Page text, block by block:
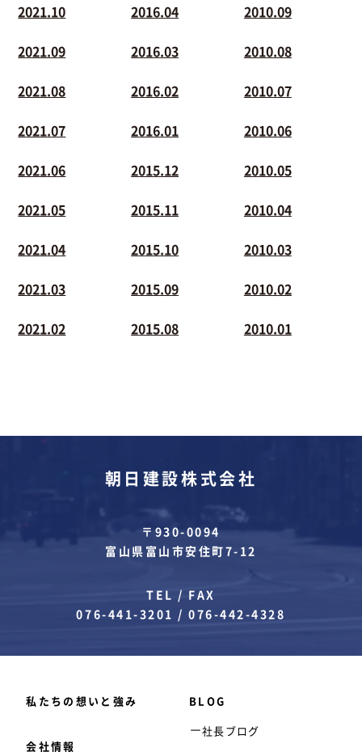
2021.10
2021.09
2021.08
2021.07
2021.06
2021.05
2021.04
2021.03
2021.02
2016.04
2016.03
2016.02
2016.01
2015.12
2015.11
2015.10
2015.09
2015.08
2010.09
2010.08
2010.07
2010.06
2010.05
2010.04
2010.03
2010.02
2010.01
朝日建設株式会社
〒930-0094
富山県富山市安住町7-12
TEL / FAX
076-441-3201 /076-442-4328
私たちの想いと強み
会社情報
BLOG
社長ブログ